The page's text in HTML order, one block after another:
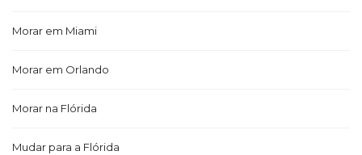
Morar em Miami
Morar em Orlando
Morar na Flórida
Mudar para a Flórida